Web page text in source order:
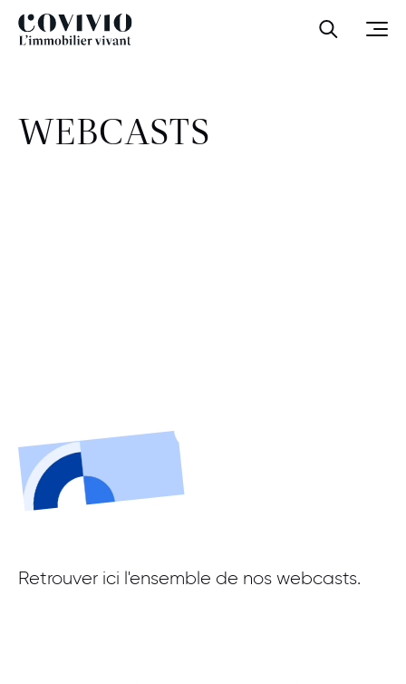
Covivio Ouvrir la
WEBCASTS
Retrouver ici l'ensemble de nos webcasts.